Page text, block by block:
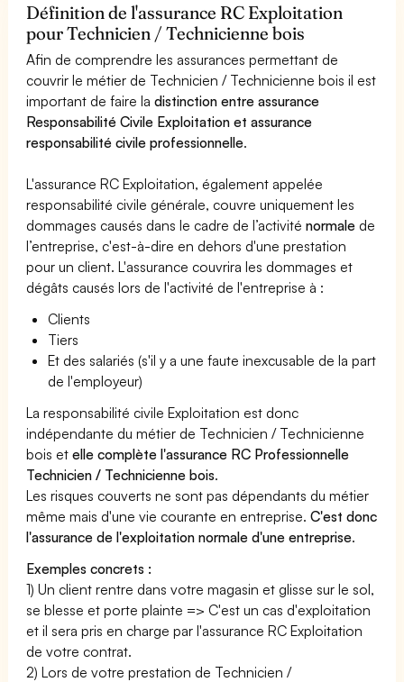
Définition de l'assurance RC Exploitation
pour Technicien / Technicienne bois
Afin de comprendre les assurances permettant de
couvrir le métier de Technicien / Technicienne bois il est
important de faire ladistinction entre assurance
Responsabilité Civile Exploitation et assurance
responsabilité civile professionnelle.
L'assurance RC Exploitation, également appelée
responsabilité civile générale, couvre uniquement les
dommages causés dans le cadre de l’activiténormale de
l’entreprise, c'est-à-dire en dehors d'une prestation
pour un client. L'assurance couvrira les dommages et
dégâts causés lors de l'activité de l'entreprise à :
Clients
Tiers
Et des salariés (s'il y a une faute inexcusable de la part
de l'employeur)
La responsabilité civile Exploitation est donc
indépendante du métier de Technicien / Technicienne
bois etelle complète l'assurance RC Professionnelle
Technicien / Technicienne bois.
Les risques couverts ne sont pas dépendants du métier
même mais d'une vie courante en entreprise.C'est donc
l'assurance de l'exploitation normale d'une entreprise.
Exemples concrets :
1) Un client rentre dans votre magasin et glisse sur le sol,
se blesse et porte plainte => C'est un cas d'exploitation
et il sera pris en charge par l'assurance RC Exploitation
de votre contrat.
2) Lors de votre prestation de Technicien /